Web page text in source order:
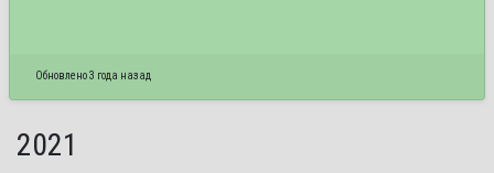
Обновлено 3 года назад
2021